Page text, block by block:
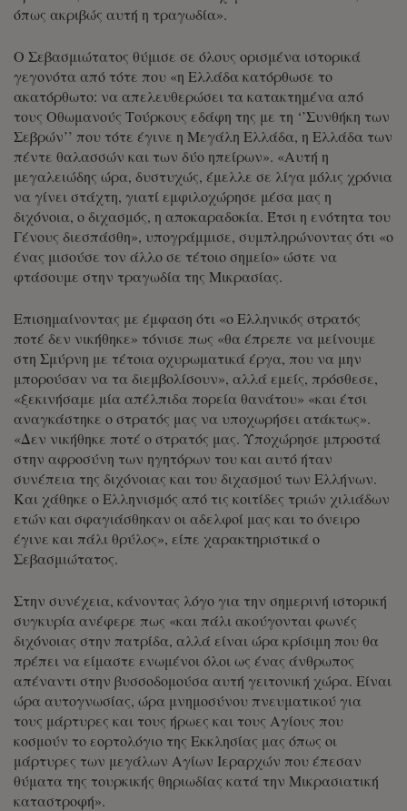
όπως ακριβώς αυτή η τραγωδία».
Ο Σεβασμιώτατος θύμισε σε όλους ορισμένα ιστορικά
γεγονότα από τότε που «η Ελλάδα κατόρθωσε το
ακατόρθωτο: να απελευθερώσει τα κατακτημένα από
τους Οθωμανούς Τούρκους εδάφη της με τη ‘’Συνθήκη των
Σεβρών’’ που τότε έγινε η Μεγάλη Ελλάδα, η Ελλάδα των
πέντε θαλασσών και των δύο ηπείρων». «Αυτή η
μεγαλειώδης ώρα, δυστυχώς, έμελλε σε λίγα μόλις χρόνια
να γίνει στάχτη, γιατί εμφιλοχώρησε μέσα μας η
διχόνοια, ο διχασμός, η αποκαραδοκία. Έτσι η ενότητα του
Γένους διεσπάσθη», υπογράμμισε, συμπληρώνοντας ότι «ο
ένας μισούσε τον άλλο σε τέτοιο σημείο» ώστε να
φτάσουμε στην τραγωδία της Μικρασίας.
Επισημαίνοντας με έμφαση ότι «ο Ελληνικός στρατός
ποτέ δεν νικήθηκε» τόνισε πως «θα έπρεπε να μείνουμε
στη Σμύρνη με τέτοια οχυρωματικά έργα, που να μην
μπορούσαν να τα διεμβολίσουν», αλλά εμείς, πρόσθεσε,
«ξεκινήσαμε μία απέλπιδα πορεία θανάτου» «και έτσι
αναγκάστηκε ο στρατός μας να υποχωρήσει ατάκτως».
«Δεν νικήθηκε ποτέ ο στρατός μας. Υποχώρησε μπροστά
στην αφροσύνη των ηγητόρων του και αυτό ήταν
συνέπεια της διχόνοιας και του διχασμού των Ελλήνων.
Και χάθηκε ο Ελληνισμός από τις κοιτίδες τριών χιλιάδων
ετών και σφαγιάσθηκαν οι αδελφοί μας και το όνειρο
έγινε και πάλι θρύλος», είπε χαρακτηριστικά ο
Σεβασμιώτατος.
Στην συνέχεια, κάνοντας λόγο για την σημερινή ιστορική
συγκυρία ανέφερε πως «και πάλι ακούγονται φωνές
διχόνοιας στην πατρίδα, αλλά είναι ώρα κρίσιμη που θα
πρέπει να είμαστε ενωμένοι όλοι ως ένας άνθρωπος
απέναντι στην βυσσοδομούσα αυτή γειτονική χώρα. Είναι
ώρα αυτογνωσίας, ώρα μνημοσύνου πνευματικού για
τους μάρτυρες και τους ήρωες και τους Αγίους που
κοσμούν το εορτολόγιο της Εκκλησίας μας όπως οι
μάρτυρες των μεγάλων Αγίων Ιεραρχών που έπεσαν
θύματα της τουρκικής θηριωδίας κατά την Μικρασιατική
καταστροφή».